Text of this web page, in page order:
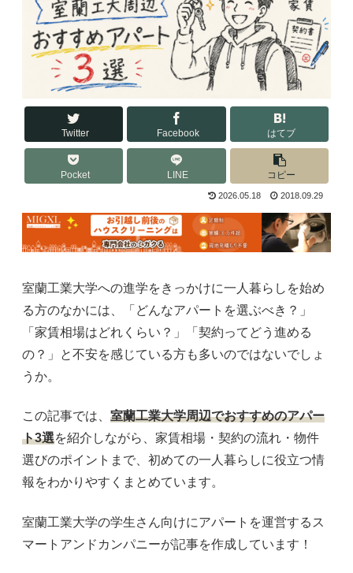
Twitter Facebook はてブ
Pocket LINE コピー
2026.05.18 2018.09.29
室蘭工業大学への進学をきっかけに一人暮らしを始め
る方のなかには、「どんなアパートを選ぶべき？」
「家賃相場はどれくらい？」「契約ってどう進める
の？」と不安を感じている方も多いのではないでしょ
うか。
この記事では、 室蘭工業大学周辺でおすすめのアパー
ト3選を紹介しながら、家賃相場・契約の流れ・物件
選びのポイントまで、初めての一人暮らしに役立つ情
報をわかりやすくまとめています。
室蘭工業大学の学生さん向けにアパートを運営するス
マートアンドカンパニーが記事を作成しています！